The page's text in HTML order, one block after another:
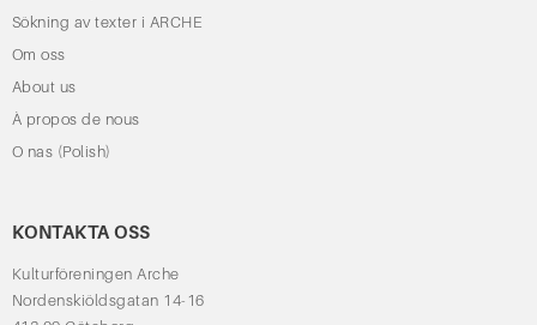
Sökning av texter i ARCHE
Om oss
About us
À propos de nous
O nas (Polish)
KONTAKTA OSS
Kulturföreningen Arche
Nordenskiöldsgatan 14-16